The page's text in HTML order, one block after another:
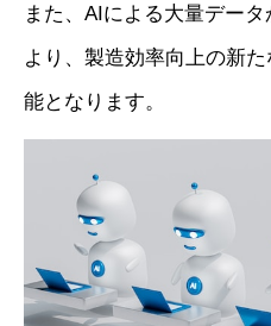
また、AIによる大量デー
より、製造効率向上の新
能となります。